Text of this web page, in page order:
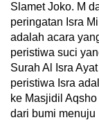
Slamet Joko. M
peringatan Isra
adalah acara
peristiwa suci
Surah Al Isra
peristiwa Isra
ke Masjidil
dari bumi menuju